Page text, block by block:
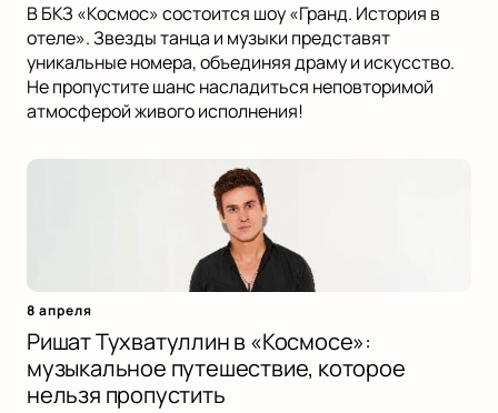
В БКЗ «Космос» состоится шоу «Гранд. История в
отеле». Звезды танца и музыки представят
уникальные номера, объединяя драму и искусство.
Не пропустите шанс насладиться неповторимой
атмосферой живого исполнения!
8 апреля
Ришат Тухватуллин в «Космосе»:
музыкальное путешествие, которое
нельзя пропустить